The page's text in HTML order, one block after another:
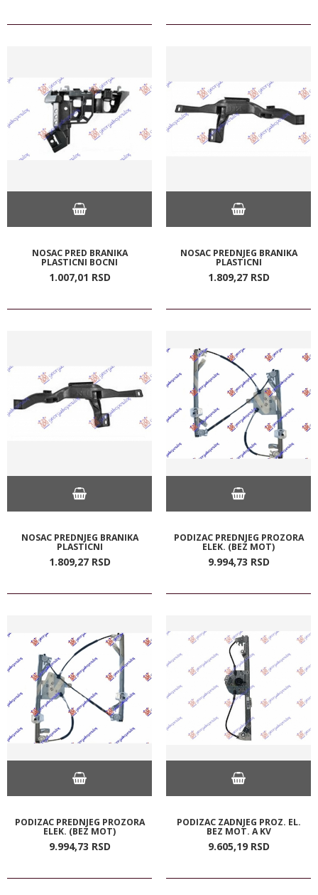
NOSAC PRED BRANIKA
PLASTICNI BOCNI
1.007,01 RSD
NOSAC PREDNJEG BRANIKA
PLASTICNI
1.809,27 RSD
NOSAC PREDNJEG BRANIKA
PLASTICNI
1.809,27 RSD
PODIZAC PREDNJEG PROZORA
ELEK. (BEZ MOT)
9.994,73 RSD
PODIZAC PREDNJEG PROZORA
ELEK. (BEZ MOT)
9.994,73 RSD
PODIZAC ZADNJEG PROZ. EL.
BEZ MOT. A KV
9.605,19 RSD